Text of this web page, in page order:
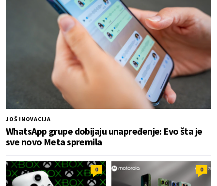
JOŠ INOVACIJA
WhatsApp grupe dobijaju unapređenje: Evo šta je
sve novo Meta spremila
0 0